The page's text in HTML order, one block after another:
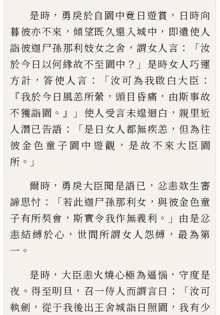
是時 ， 勇戾於自園中竟 日遊賞 ， 日時向
暮彼亦不來 ，傾望既久還入城中 ， 即遣使人
詣彼迦尸孫那利妓女之舍 ，謂女人言 ：「汝
於今日以何緣故不至園中 ？」 是時女人巧運
方計 ，答使人言 ：「汝可為我啟白大臣 ：
『我於今日風恙所縈 ，頭目昏痛 ， 由斯事故
不獲詣園 。』」 使人受言未遑迴白 ，親里近
人潛已告語 ：「是日女人都無疾恙 ， 但為往
彼金 色童子園中遊觀 ， 是故不來大臣園
所 。」
爾時 ， 勇戾大臣聞是語已 ， 忿恚欻生審
諦思忖 ：「若此迦尸孫那利女 ，與彼金色童
子有所契會 ，斯實令我作無義利 。」 由是忿
恚結縛於心 ， 世間所謂女人怨縛 ， 最為第
一 。
是時 ， 大臣恚火燒心極為逼惱 ， 守度是
夜 。 得至明旦 ， 召一侍人而謂言曰 ：「汝可
執劍 ， 從于我後出王舍城詣日照園 ， 我有少